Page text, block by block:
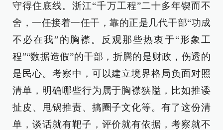
守得住底线。浙江“千万工程”二十多年锲而不
舍，一任接着一任干，靠的正是几代干部“功成
不必在我”的胸襟。反观那些热衷于“形象工
程”“数据造假”的干部，折腾的是财政，伤透的
是民心。考察中，可以建立境界格局负面对照
清单，明确哪些行为属于胸襟狭隘，比如推诿
扯皮、甩锅推责、搞圈子文化等。有了这份清
单，谈话就有靶子，评价就有依据，考察就不